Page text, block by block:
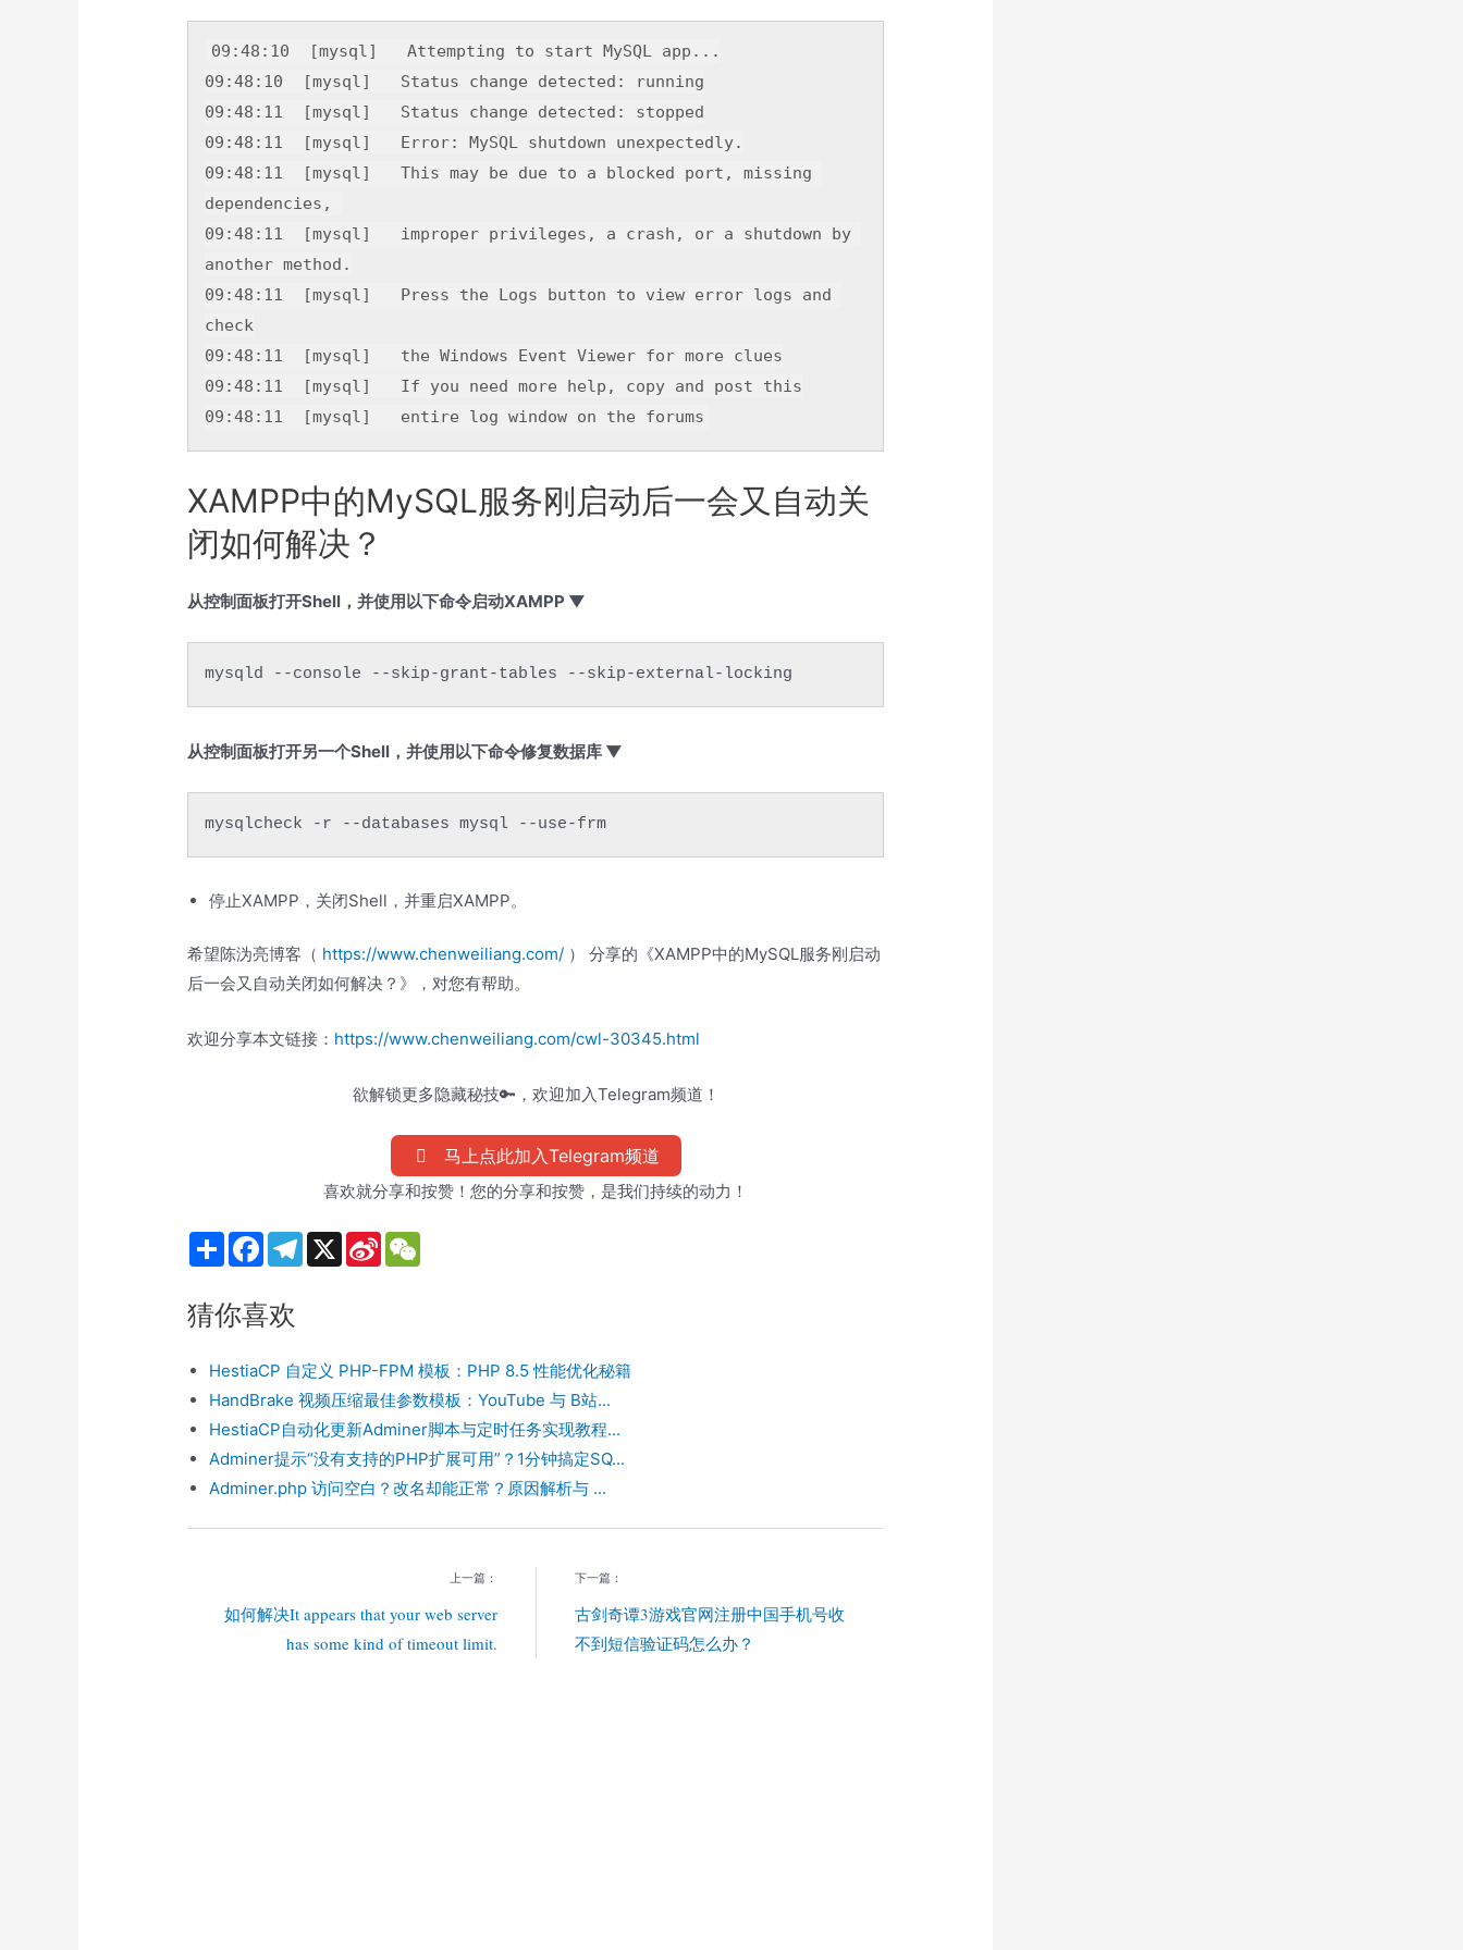
09 :48 : 10
  [mysql]   Attempting
to start
09 :48 : 10
  [mysql]   Status change detected:
running
09 :48 : 11
09 :48 : 11
09 :48 : 11
  [mysql]   This may be due
to a blocked port, missing
09 :48 : 11
  [mysql]   improper privileges, a crash,
or a shutdown by
09 :48 : 11
  [mysql]   Press the Logs button
to view error logs and
check
09 :48 : 11
  [mysql]   the Windows Event Viewer
for
09 :48 : 11
  [mysql]   If you need more help,
copy and
09 :48 : 11
  [mysql]   entire log
window on the forums
XAMPP中的MySQL服务刚启动后一会又自动关
闭如何解决？
从控制面板打开Shell，并使用以下命令启动XAMPP ▼
mysqld --console --skip-grant-tables --skip-external-locking
从控制面板打开另一个Shell，并使用以下命令修复数据库 ▼
mysqlcheck -r --databases mysql --use-frm
停止XAMPP，关闭Shell，并重启XAMPP。
希望陈沩亮博客（ https://www.chenweiliang.com/ ） 分享的《XAMPP中的MySQL服务刚启动
后一会又自动关闭如何解决？》，对您有帮助。
欢迎分享本文链接： https://www.chenweiliang.com/cwl-30345.html
欲解锁更多隐藏秘技🔑，欢迎加入Telegram频道！
马上点此加入Telegram频道
喜欢就分享和按赞！您的分享和按赞，是我们持续的动力！
S
h
e
F
b
o
k
T
m
X
S
b
o
猜你喜欢
HestiaCP 自定义 PHP-FPM 模板：PHP 8.5 性能优化秘籍
HandBrake 视频压缩最佳参数模板：YouTube 与 B站...
HestiaCP自动化更新Adminer脚本与定时任务实现教程...
Adminer提示“没有支持的PHP扩展可用”？1分钟搞定SQ...
Adminer.php 访问空白？改名却能正常？原因解析与 ...
上一篇：
如何解决It appears that your web server
has some kind of timeout limit.
下一篇：
古剑奇谭3游戏官网注册中国手机号收
不到短信验证码怎么办？